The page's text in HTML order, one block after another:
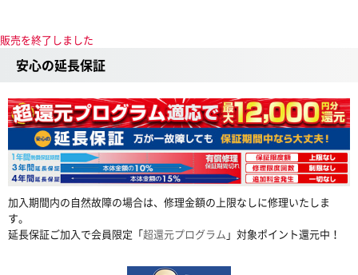
販売を終了しました
安心の延長保証
加入期間内の自然故障の場合は、修理金額の上限なしに修理いたしま
す。
延長保証ご加入で会員限定「超還元プログラム 」対象ポイント還元中！